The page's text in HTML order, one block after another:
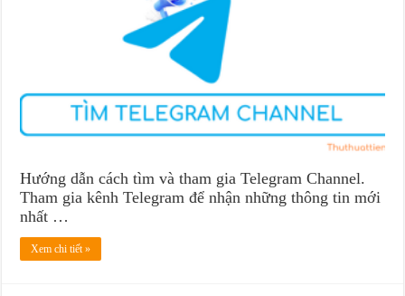
Hướng dẫn cách tìm và tham gia Telegram Channel.
Tham gia kênh Telegram để nhận những thông tin mới
nhất …
Xem chi tiết »